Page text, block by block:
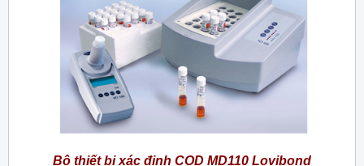
Bộ thiết bị xác định COD MD110 Lovibond